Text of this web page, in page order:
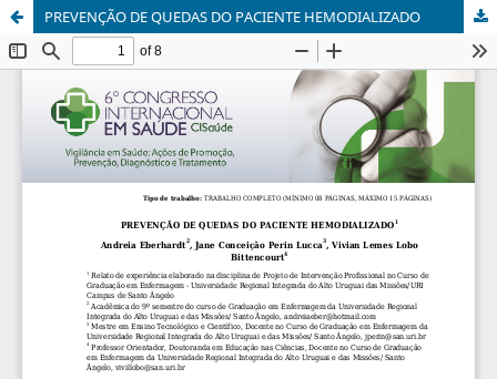
PREVENÇÃO DE QUEDAS DO PACIENTE HEMODIALIZADO